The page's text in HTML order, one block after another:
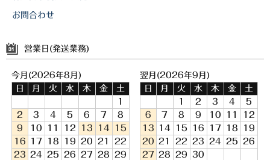
お問合わせ
営業日(発送業務)
今月(2026年8月)
日
月 火 水 木 金
土
1
2
3 4 5 6 7
8
9
10 11 12 13 14
15
16
17 18 19 20 21
22
23 24 25 26 27 28
29
翌月(2026年9月)
日
月 火 水 木 金
土
1
2 3 4
5
6
7 8 9 10 11
12
13
14 15 16 17 18
19
20 21 22 23 24 25
26
27 28 29 30